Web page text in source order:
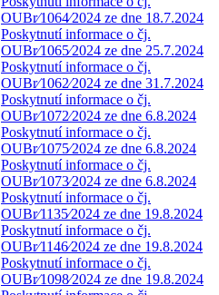
OUBr⁄1064⁄2024 ze dne 18.7.2024
Poskytnutí informace o čj.
OUBr⁄1065⁄2024 ze dne 25.7.2024
Poskytnutí informace o čj.
OUBr⁄1062⁄2024 ze dne 31.7.2024
Poskytnutí informace o čj.
OUBr⁄1072⁄2024 ze dne 6.8.2024
Poskytnutí informace o čj.
OUBr⁄1075⁄2024 ze dne 6.8.2024
Poskytnutí informace o čj.
OUBr⁄1073⁄2024 ze dne 6.8.2024
Poskytnutí informace o čj.
OUBr⁄1135⁄2024 ze dne 19.8.2024
Poskytnutí informace o čj.
OUBr⁄1146⁄2024 ze dne 19.8.2024
Poskytnutí informace o čj.
OUBr⁄1098⁄2024 ze dne 19.8.2024